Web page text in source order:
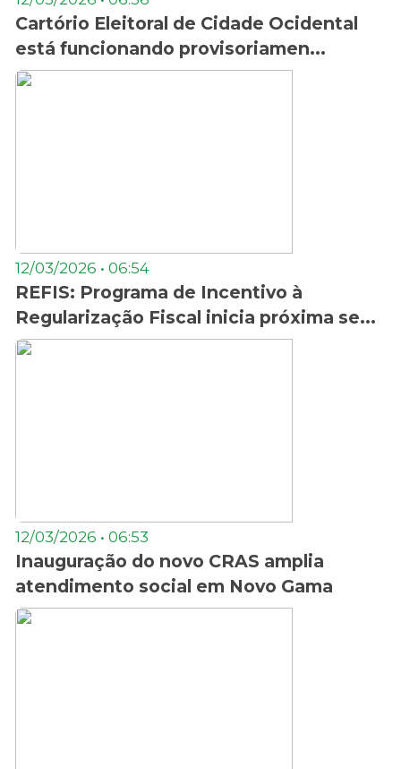
Cartório Eleitoral de Cidade Ocidental
está funcionando provisoriamen...
12/03/2026 • 06:54
REFIS: Programa de Incentivo à
Regularização Fiscal inicia próxima se...
12/03/2026 • 06:53
Inauguração do novo CRAS amplia
atendimento social em Novo Gama